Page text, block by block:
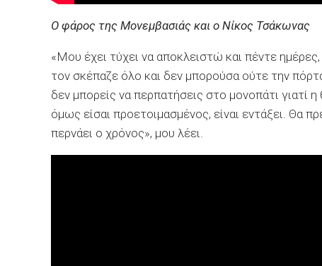
Ο φάρος της Μονεμβασιάς και ο Νίκος Τσάκωνας
«Μου έχει τύχει να αποκλειστώ και πέντε
τον σκέπαζε όλο και δεν μπορούσα ούτε την
δεν μπορείς να περπατήσεις στο μονοπάτι γιατί
όμως είσαι προετοιμασμένος, είναι εντάξει. Θα
περνάει ο χρόνος», μου λέει.